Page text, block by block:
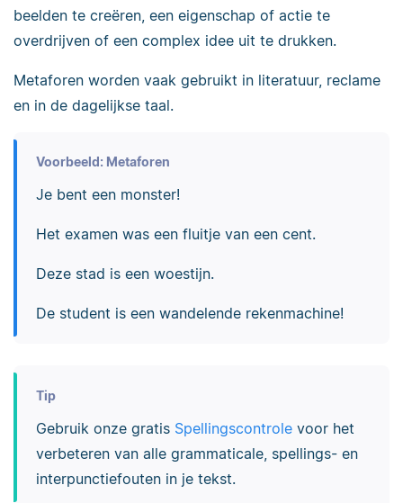
beelden te creëren, een eigenschap of actie te
overdrijven of een complex idee uit te drukken.
Metaforen worden vaak gebruikt in literatuur, reclame
en in de dagelijkse taal.
Voorbeeld: Metaforen
Je bent een monster!
Het examen was een fluitje van een cent.
Deze stad is een woestijn.
De student is een wandelende rekenmachine!
Tip
Gebruik onze gratis Spellingscontrolevoor het
verbeteren van alle grammaticale, spellings- en
interpunctiefouten in je tekst.